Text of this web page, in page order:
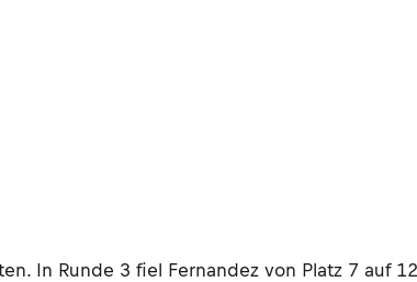
In Runde 3 fiel Fernandez von Platz 7 auf